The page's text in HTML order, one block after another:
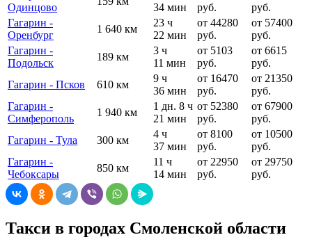
Одинцово
34 мин
руб.
руб.
Гагарин -
Оренбург
1 640 км
23 ч
22 мин
от 44280
руб.
от 57400
руб.
Гагарин -
Подольск
189 км
3 ч
11 мин
от 5103
руб.
от 6615
руб.
Гагарин - Псков
610 км
9 ч
36 мин
от 16470
руб.
от 21350
руб.
Гагарин -
Симферополь
1 940 км
1 дн. 8 ч
21 мин
от 52380
руб.
от 67900
руб.
Гагарин - Тула
300 км
4 ч
37 мин
от 8100
руб.
от 10500
руб.
Гагарин -
Чебоксары
850 км
11 ч
14 мин
от 22950
руб.
от 29750
руб.
Такси в городах Смоленской области